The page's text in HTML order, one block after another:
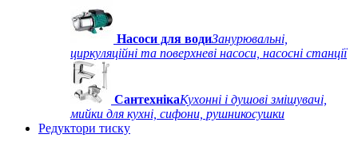
Насоси для водиЗанурювальні,
циркуляційні та поверхневі насоси, насосні станції
СантехнікаКухонні і душові змішувачі,
мийки для кухні, сифони, рушникосушки
Редуктори тиску